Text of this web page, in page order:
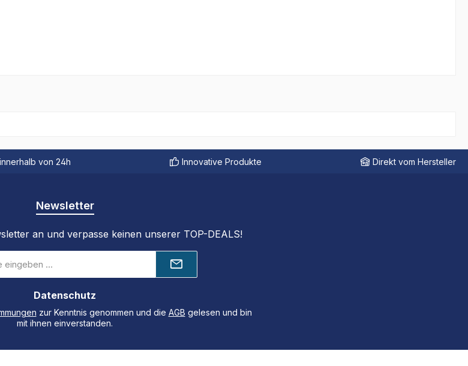
von 24h Innovative Produkte Direkt vom Hersteller
Newsletter
an und verpasse keinen unserer TOP-DEALS!
Datenschutz
zur Kenntnis genommen und die AGB gelesen und bin
mit ihnen einverstanden.